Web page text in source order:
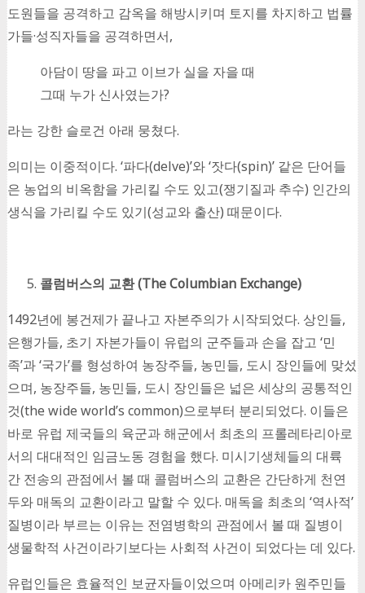
도원들을 공격하고 감옥을 해방시키며 토지를 차지하고 법률
가들·성직자들을 공격하면서,
아담이 땅을 파고 이브가 실을 자을 때
그때 누가 신사였는가?
라는 강한 슬로건 아래 뭉쳤다.
의미는 이중적이다. ‘파다(delve)’와 ‘잣다(spin)’ 같은 단어들
은 농업의 비옥함을 가리킬 수도 있고(쟁기질과 추수) 인간의
생식을 가리킬 수도 있기(성교와 출산) 때문이다.
콜럼버스의 교환(The Columbian Exchange)
1492년에 봉건제가 끝나고 자본주의가 시작되었다. 상인들,
은행가들, 초기 자본가들이 유럽의 군주들과 손을 잡고 ‘민
족’과 ‘국가’를 형성하여 농장주들, 농민들, 도시 장인들에 맞섰
으며, 농장주들, 농민들, 도시 장인들은 넓은 세상의 공통적인
것(the wide world’s common)으로부터 분리되었다. 이들은
바로 유럽 제국들의 육군과 해군에서 최초의 프롤레타리아로
서의 대대적인 임금노동 경험을 했다. 미시기생체들의 대륙
간 전송의 관점에서 볼 때 콜럼버스의 교환은 간단하게 천연
두와 매독의 교환이라고 말할 수 있다. 매독을 최초의 ‘역사적’
질병이라 부르는 이유는 전염병학의 관점에서 볼 때 질병이
생물학적 사건이라기보다는 사회적 사건이 되었다는 데 있다.
유럽인들은 효율적인 보균자들이었으며 아메리카 원주민들